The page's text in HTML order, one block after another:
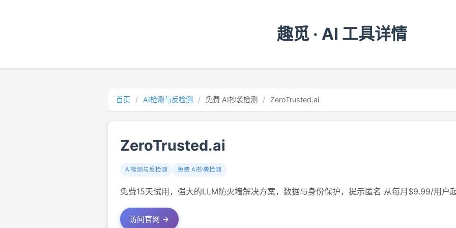
趣觅 · AI 工具详情
首页 / AI检测与反检测 / 免费 AI抄袭检测 / ZeroTrusted.ai
ZeroTrusted.ai
AI检测与反检测 免费 AI抄袭检测
免费15天试用，强大的LLM防火墙解决方案，数据与身份保护，提示匿名 从每月$9.99/用户
访问官网 →